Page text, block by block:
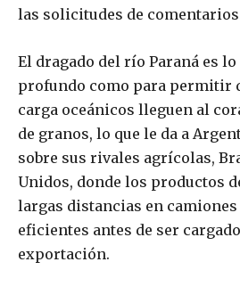
las solicitudes de
El dragado del río Paraná es
profundo como para permitir
carga oceánicos lleguen al
de granos, lo que le da a
sobre sus rivales agrícolas,
Unidos, donde los productos
largas distancias en camiones
eficientes antes de ser
exportación.